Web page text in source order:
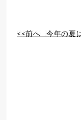
<<前へ 今年の夏